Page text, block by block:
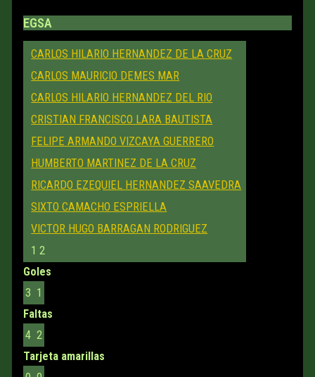
EGSA
CARLOS HILARIO HERNANDEZ DE LA CRUZ
CARLOS MAURICIO DEMES MAR
CARLOS HILARIO HERNANDEZ DEL RIO
CRISTIAN FRANCISCO LARA BAUTISTA
FELIPE ARMANDO VIZCAYA GUERRERO
HUMBERTO MARTINEZ DE LA CRUZ
RICARDO EZEQUIEL HERNANDEZ SAAVEDRA
SIXTO CAMACHO ESPRIELLA
VICTOR HUGO BARRAGAN RODRIGUEZ
12
Goles
3 1
Faltas
4 2
Tarjeta amarillas